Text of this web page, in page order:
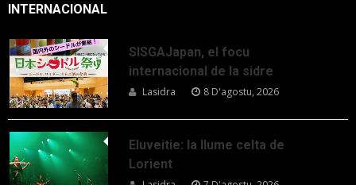
INTERNACIONAL
SISGAJapan, el focu
internacional de la sidre
Lasidra 8 D'agostu, 2026
Eluveitie: la llume celta de
Lorient